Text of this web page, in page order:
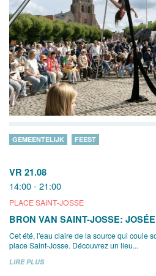
VR 21.08
14:00 - 21:00
PLACE SAINT-JOSSE
GEMEENTELIJK FEEST
BRON VAN SAINT-JOSSE:
Cet été, l'eau claire de la source qui coule
place Saint-Josse. Découvrez un lieu...
LIRE PLUS